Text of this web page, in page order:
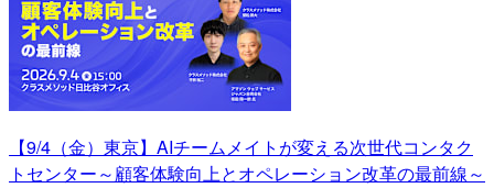
【9/4（金）東京】AIチームメイトが変える次世代コンタク
トセンター～顧客体験向上とオペレーション改革の最前線～